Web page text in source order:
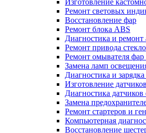
Изготовление
Ремонт световых
Восстановление фар
Ремонт блока ABS
Диагностика и ремонт
Ремонт привода
Ремонт омывателя фар
Замена ламп
Диагностика и
Изготовление
Диагностика
Замена
Ремонт стартеров и
Компьютерная
Восстановление